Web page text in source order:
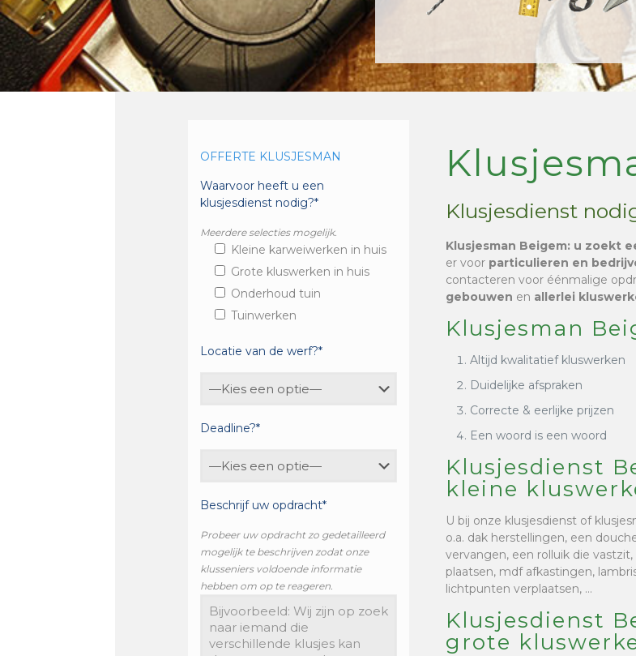
OFFERTE KLUSJESMAN
Waarvoor heeft u een
klusjesdienst nodig?*
Meerdere selecties mogelijk.
Kleine karweiwerken in huis
Grote kluswerken in huis
Onderhoud tuin
Tuinwerken
Locatie van de werf?*
Deadline?*
Beschrijf uw opdracht*
Probeer uw opdracht zo gedetailleerd
mogelijk te beschrijven zodat onze
klusseniers voldoende informatie
hebben om op te reageren.
Klusjesdienst
Klusjesman Beigem: u zoekt
er voor particulieren en
contacteren voor éénmalige
gebouwen en allerlei
Klusjesman
Altijd kwalitatief kluswerken
Duidelijke afspraken
Correcte & eerlijke prijzen
Een woord is een woord
Klusjesdienst
kleine
U bij onze klusjesdienst of
o.a. dak herstellingen, een
vervangen, een rolluik die
plaatsen, mdf afkastingen,
lichtpunten verplaatsen, …
Klusjesdienst
grote